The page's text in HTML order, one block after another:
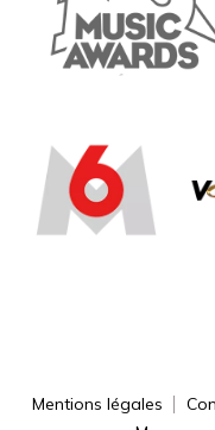
Mentions légales